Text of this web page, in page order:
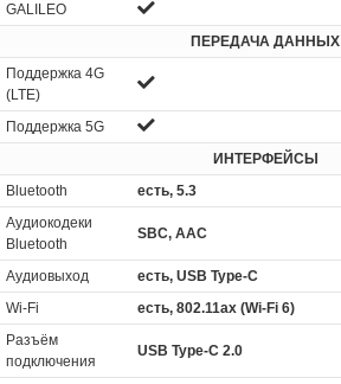
GALILEO
ПЕРЕДАЧА ДАННЫХ
Поддержка 4G
(LTE)
Поддержка 5G
ИНТЕРФЕЙСЫ
Bluetooth
есть, 5.3
Аудиокодеки
Bluetooth
SBC, AAC
Аудиовыход
есть, USB Type-C
Wi-Fi
есть, 802.11ax (Wi-Fi 6)
Разъём
подключения
USB Type-C 2.0